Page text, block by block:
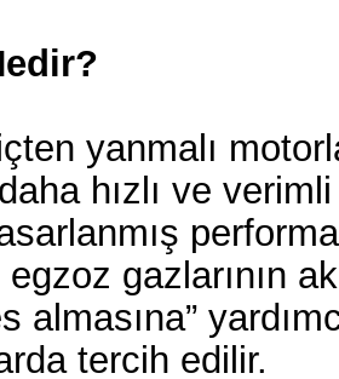
yanmalı
daha hızlı ve
gazlarının
almasına”
tercih edilir.